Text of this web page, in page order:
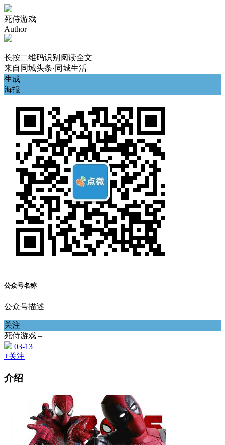
死侍游戏 –
Author
长按二维码识别阅读全文
来自 同城头条·同城生活
生成
海报
公众号名称
公众号描述
关注
死侍游戏 –
03-13
+关注
介绍